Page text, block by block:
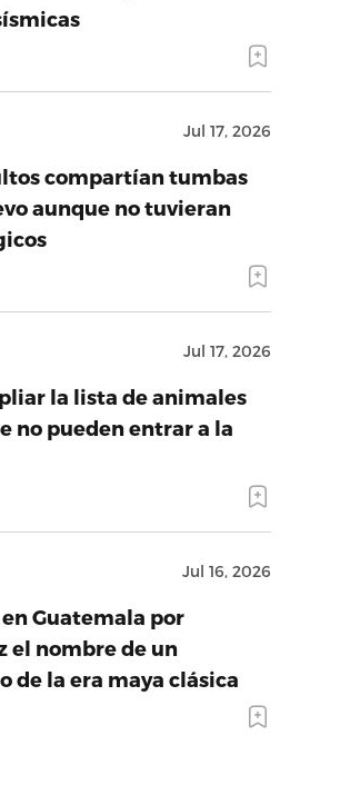
Jul 17, 2026
compartían tumbas
aunque no tuvieran
Jul 17, 2026
la lista de animales
no pueden entrar a la
Jul 16, 2026
Guatemala por
el nombre de un
de la era maya clásica